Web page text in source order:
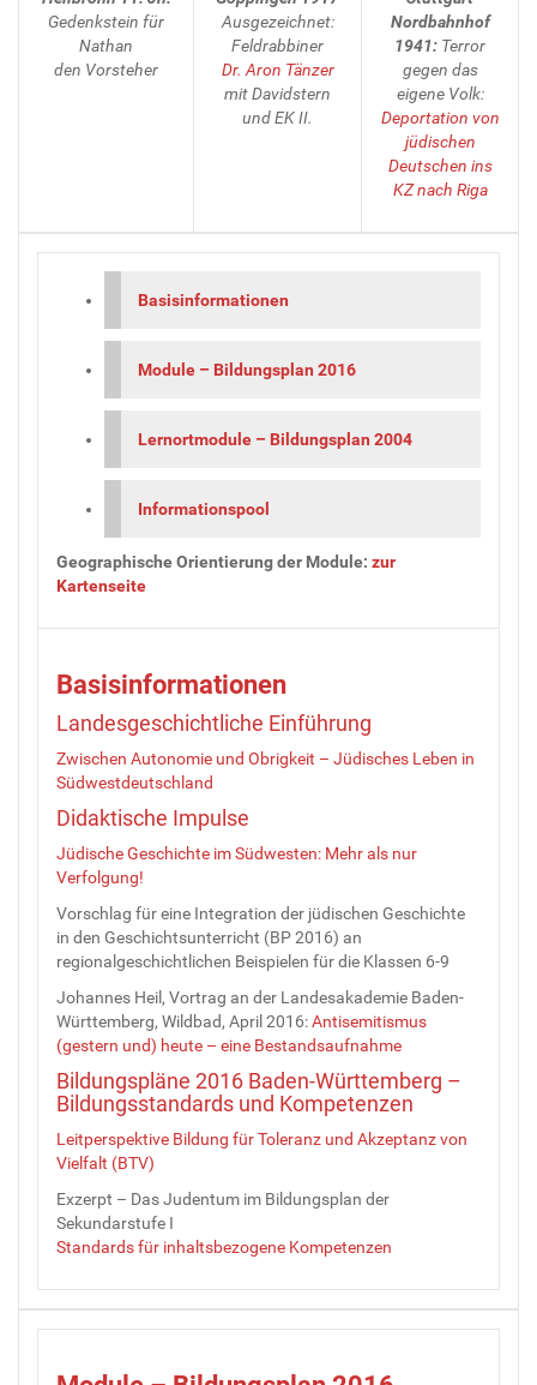
Gedenkstein für
Nathan
den Vorsteher
Ausgezeichnet:
Feldrabbiner
Dr. Aron Tänzer
mit Davidstern
und EK II.
Nordbahnhof
1941: Terror
gegen das
eigene Volk:
Deportation von
jüdischen
Deutschen ins
KZ nach Riga
Basisinformationen
Module – Bildungsplan 2016
Lernortmodule – Bildungsplan 2004
Informationspool
Geographische Orientierung der Module: zur
Kartenseite
Basisinformationen
Landesgeschichtliche Einführung
Zwischen Autonomie und Obrigkeit – Jüdisches Leben in
Südwestdeutschland
Didaktische Impulse
Jüdische Geschichte im Südwesten: Mehr als nur
Verfolgung!
Vorschlag für eine Integration der jüdischen Geschichte
in den Geschichtsunterricht (BP 2016) an
regionalgeschichtlichen Beispielen für die Klassen 6-9
Johannes Heil, Vortrag an der Landesakademie Baden-
Württemberg, Wildbad, April 2016:Antisemitismus
(gestern und) heute – eine Bestandsaufnahme
Bildungspläne 2016 Baden-Württemberg –
Bildungsstandards und Kompetenzen
Leitperspektive Bildung für Toleranz und Akzeptanz von
Vielfalt (BTV)
Exzerpt – Das Judentum im Bildungsplan der
Sekundarstufe I
Standards für inhaltsbezogene Kompetenzen